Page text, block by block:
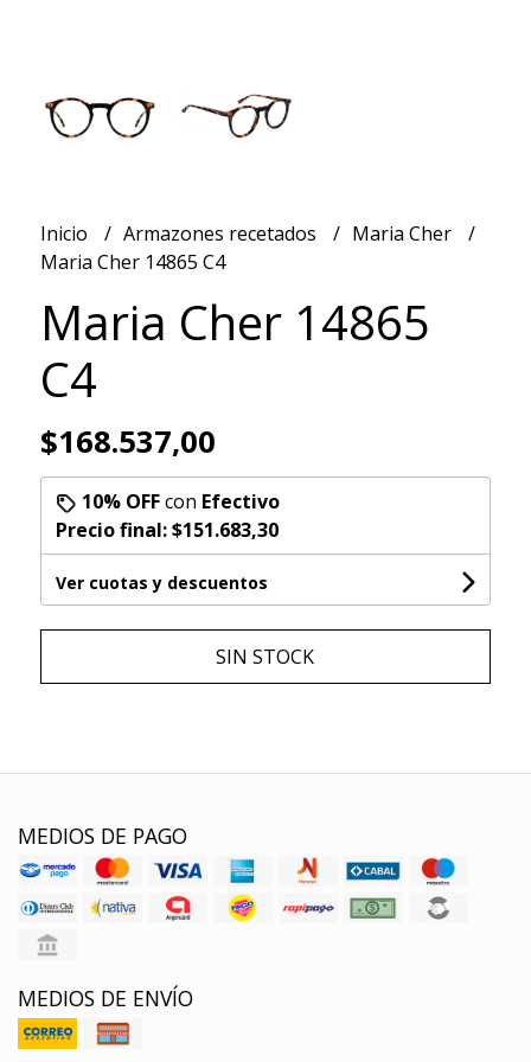
Inicio Armazones recetados
Maria Cher
Maria Cher 14865 C4
Maria Cher 14865
C4
$168.537,00
10% OFFcon Efectivo
Precio final:$151.683,30
Ver cuotas y descuentos
SIN STOCK
MEDIOS DE PAGO
MEDIOS DE ENVÍO